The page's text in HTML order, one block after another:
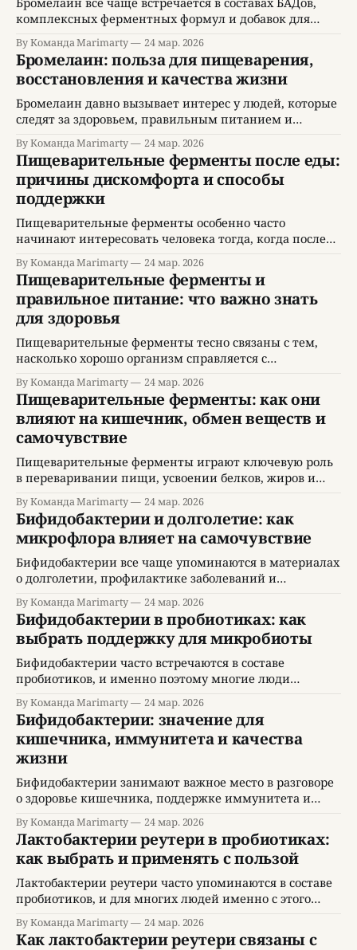
питание, как снизить
комплексных ферментных формул и добавок для
активного образа жизни. Это вызывает понятный
интерес, потому что тема бромелаин находится на
пересечении нескольких популярных направлений:
пищеварение, поддержка после физической нагрузки,
состояние тканей, рациональное применение
ферментов и поиск понятных инструментов для
повседневного самочувствия. Но чем популярнее
By Команда Marimarty 24 мар. 2026
Бромелаин: польза для пищеварения,
восстановления и качества жизни
Бромелаин давно вызывает интерес у людей, которые
следят за здоровьем, правильным питанием и
современными подходами к профилактике. Этот
ферментный комплекс чаще всего связывают с
ананасом, но в практическом смысле тема бромелаин
намного шире, чем простое упоминание
экзотического фрукта. Сегодня бромелаин обсуждают
в контексте пищеварения, самочувствия после еды,
восстановления после физических
By Команда Marimarty 24 мар. 2026
Пищеварительные ферменты после еды:
причины дискомфорта и способы
поддержки
Пищеварительные ферменты особенно часто
начинают интересовать человека тогда, когда после
еды возникает тяжесть, вздутие, сонливость,
ощущение переполнения или дискомфорт в животе. В
такие моменты кажется, что проблема связана только
с конкретным блюдом, но на практике все может
быть сложнее. Тема пищеварительные ферменты
затрагивает не только реакцию на переедание, но и
By Команда Marimarty 24 мар. 2026
Пищеварительные ферменты и
правильное питание: что важно знать
для здоровья
Пищеварительные ферменты тесно связаны с тем,
насколько хорошо организм справляется с
переработкой повседневной еды и насколько полно
человек получает пользу из рациона. Когда
пищеварение работает слаженно, еда дает энергию,
помогает восстановлению и поддерживает
нормальное состояние кишечника. Но если после
приема пищи регулярно появляются вздутие, тяжесть,
ощущение переполнения, нестабильный стул или
By Команда Marimarty 24 мар. 2026
Пищеварительные ферменты: как они
влияют на кишечник, обмен веществ и
самочувствие
Пищеварительные ферменты играют ключевую роль
в переваривании пищи, усвоении белков, жиров и
углеводов, а также в поддержке здоровья кишечника
и общего самочувствия. Когда человек интересуется
темой пищеварительные ферменты, он обычно хочет
понять, почему после еды иногда появляется тяжесть,
вздутие, снижение энергии или ощущение, что даже
качественный рацион не приносит ожидаемой
By Команда Marimarty 24 мар. 2026
Бифидобактерии и долголетие: как
микрофлора влияет на самочувствие
Бифидобактерии все чаще упоминаются в материалах
о долголетии, профилактике заболеваний и
поддержке хорошего самочувствия. Это связано с тем,
что современная медицина и наука о питании
уделяют все больше внимания микробиоте
кишечника. Сегодня становится очевидно, что
состояние кишечной флоры связано не только с
пищеварением, но и с иммунной устойчивостью,
обменом веществ,
By Команда Marimarty 24 мар. 2026
Бифидобактерии в пробиотиках: как
выбрать поддержку для микробиоты
Бифидобактерии часто встречаются в составе
пробиотиков, и именно поэтому многие люди
начинают знакомство с темой микробиоты с изучения
упаковок, штаммов и обещаний производителей.
Однако бифидобактерии заслуживают более глубокого
разговора, чем просто выбор очередной добавки. Эти
полезные микроорганизмы имеют значение для
здоровья кишечника, пищеварительного комфорта,
иммунной устойчивости и общего самочувствия.
Когда
By Команда Marimarty 24 мар. 2026
Бифидобактерии: значение для
кишечника, иммунитета и качества
жизни
Бифидобактерии занимают важное место в разговоре
о здоровье кишечника, поддержке иммунитета и
профилактике нарушений пищеварения. Эти
микроорганизмы давно привлекают внимание
специалистов по питанию, гастроэнтерологов и
исследователей микробиоты, потому что от состояния
кишечной среды зависит гораздо больше, чем просто
комфорт после еды. Когда человек интересуется
темой бифидобактерии, он обычно ищет ответ
By Команда Marimarty 24 мар. 2026
Лактобактерии реутери в пробиотиках:
как выбрать и применять с пользой
Лактобактерии реутери часто упоминаются в составе
пробиотиков, и для многих людей именно с этого
начинается знакомство с темой микробиоты. Однако
интерес к ним связан не только с популярностью
добавок. За этим названием стоит большой пласт
By Команда Marimarty 24 мар. 2026
Как лактобактерии реутери связаны с